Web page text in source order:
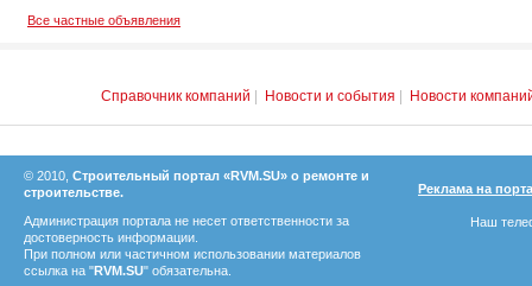
Все частные объявления
Справочник компаний Новости и события Новости
© 2010, Строительный портал «RVM.SU» о ремонте и
строительстве.
Администрация портала не несет ответственности за
достоверность информации.
При полном или частичном использовании материалов
ссылка на "RVM.SU" обязательна.
Реклама на
Наш